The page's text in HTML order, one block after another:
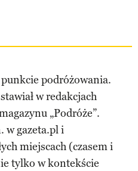
podróżowania.
w redakcjach
„Podróże”.
w gazeta.pl i
miejscach (czasem i
tylko w kontekście